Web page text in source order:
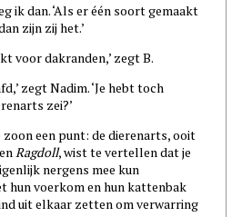
ik dan. ‘Als er één soort gemaakt
zijn zij het.’
voor dakranden,’ zegt B.
zegt Nadim. ‘Je hebt toch
zei?’
een punt: de dierenarts, ooit
Ragdoll, wist te vertellen dat je
nergens mee kun
hun voerkom en hun kattenbak
uit elkaar zetten om verwarring